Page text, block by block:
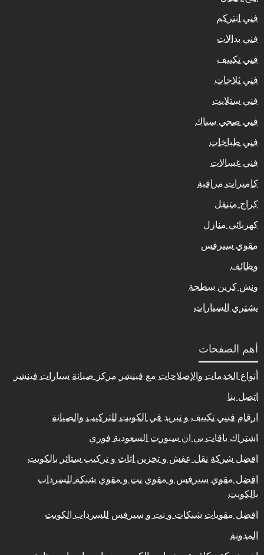
فني انتركم
فني بدالات
فني تكييف
فني ثلاجات
فني ستلايت
فني صحي سباك
فني طباخات
فني غسالات
كاميرات مراقبة
كراج متنقل
كهربائي منازل
مقوي سيرفس
وظائف
ونش كرين سطحة
يشتري السيارات
أهم الصفحات
أنواع الخدمات والإصلاحات مع فينشر مركز صيانة سيارات فينشر
اتصل بنا
ارقام فنيي تكييف و تبريد في الكويت للتركيب والصيانة
اشتراك باقات بي ان سبورت السعودية فوري
افضل شركة نقل عفش و تخزين اثاث و تركيب ستائر بالكويت
افضل مقوي سيرفس و مقوي نت و مقوي شبكة للسرداب
بالكويت
افضل مقويات شبكات و نت و سيرفس للسرداب الكويت
المدونة